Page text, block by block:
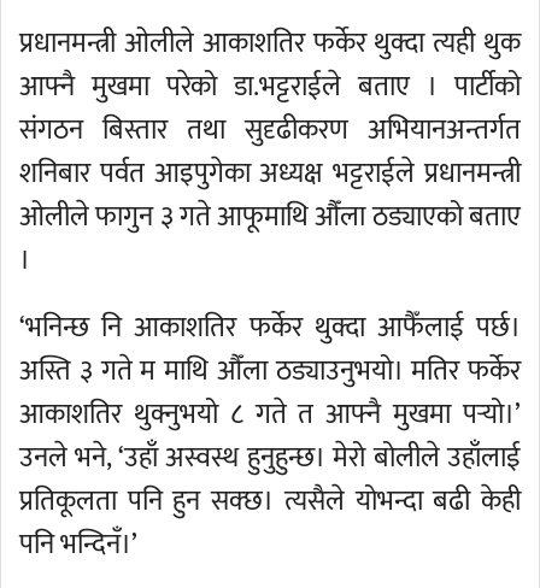
प्रधानमन्त्री ओलीले आकाशतिर फर्केर थुक्दा त्यही थुक
आफ्नै मुखमा परेको डा.भट्टराईले बताए । पार्टीको
संगठन बिस्तार तथा सुदृढीकरण अभियानअन्तर्गत
शनिबार पर्वत आइपुगेका अध्यक्ष भट्टराईले प्रधानमन्त्री
ओलीले फागुन ३ गते आफूमाथि औँला ठड्याएको बताए
।
‘भनिन्छ नि आकाशतिर फर्केर थुक्दा आफैँलाई पर्छ।
अस्ति ३ गते म माथि औँला ठड्याउनुभयो। मतिर फर्केर
आकाशतिर थुक्नुभयो ८ गते त आफ्नै मुखमा पर्‍यो।’
उनले भने, ‘उहाँ अस्वस्थ हुनुहुन्छ। मेरो बोलीले उहाँलाई
प्रतिकूलता पनि हुन सक्छ। त्यसैले योभन्दा बढी केही
पनि भन्दिनँ।’